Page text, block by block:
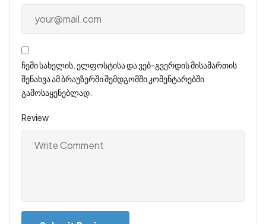
ჩემი სახელის. ელფოსტისა და ვებ-გვერდის მისამართის
შენახვა ამ ბრაუზერში შემდგომში კომენტარებში
გამოსაყენებლად.
Review